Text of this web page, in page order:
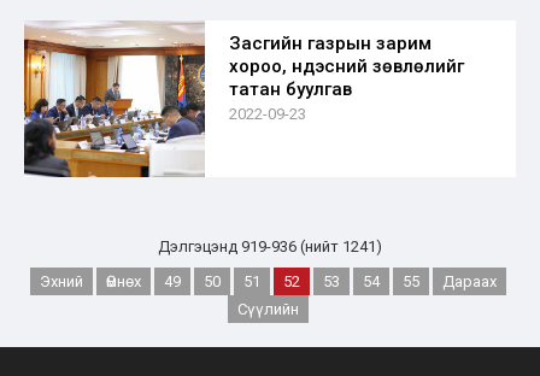
Засгийн газрын зарим
хороо, үндэсний зөвлөлийг
татан буулгав
2022-09-23
Дэлгэцэнд 919-936 (нийт 1241)
Эхний
Өмнөх 49 50 51 52 53 54 55
Дараах
Сүүлийн